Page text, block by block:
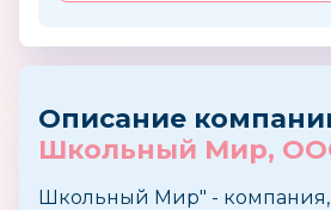
Описание
Школьный Мир,
Школьный Мир" - компания,